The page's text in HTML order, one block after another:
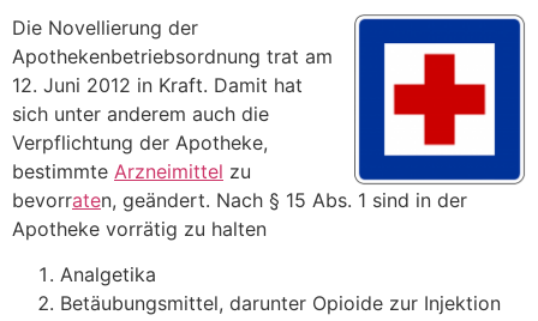
Die Novellierung der
Apothekenbetriebsordnung trat am
12. Juni 2012 in Kraft. Damit hat
sich unter anderem auch die
Verpflichtung der Apotheke,
bestimmte Arzneimittel zu
bevorraten, geändert. Nach § 15 Abs. 1 sind in der
Apotheke vorrätig zu halten
Analgetika
Betäubungsmittel, darunter Opioide zur Injektion